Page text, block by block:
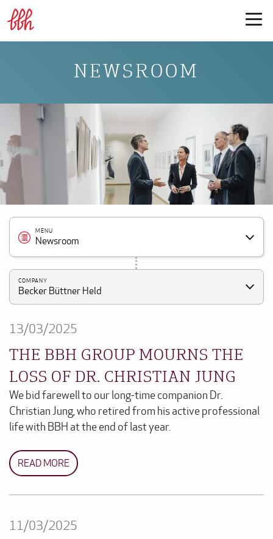
NEWSROOM
MENU
Newsroom
COMPANY
Becker Büttner Held
13/03/2025
THE BBH GROUP MOURNS THE
LOSS OF DR. CHRISTIAN JUNG
We bid farewell to our long-time companion Dr.
Christian Jung, who retired from his active professional
life with BBH at the end of last year.
READ MORE
11/03/2025